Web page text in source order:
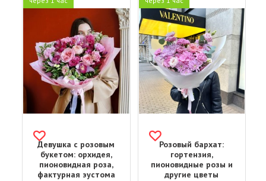
Девушка с розовым
букетом: орхидея,
пионовидная роза,
фактурная эустома
Розовый бархат:
гортензия,
пионовидные розы и
другие цветы